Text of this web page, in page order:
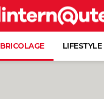
BRICOLAGE LIFESTYLE